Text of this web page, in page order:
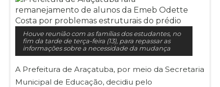
Houve reunião com as famílias dos estudantes, no
fim da tarde de terça-feira (13), para repassar as
informações sobre a necessidade da mudança
A Prefeitura de Araçatuba, por meio da Secretaria
Municipal de Educação, decidiu pelo